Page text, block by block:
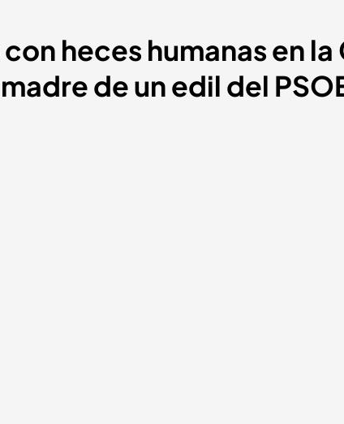
heces humanas en la
de un edil del